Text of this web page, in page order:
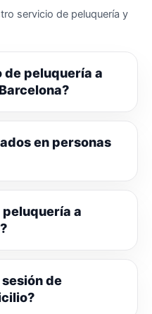
servicio de peluquería y
peluquería a
en personas
a
de